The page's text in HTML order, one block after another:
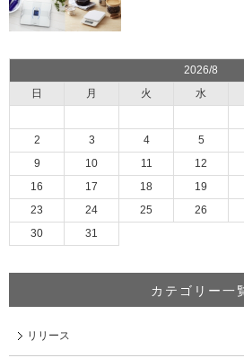
2026/8
日
月 火 水
2
3 4 5
9
10 11 12
16
17 18 19
23
24 25 26
30
31
カテゴリー一
リリース